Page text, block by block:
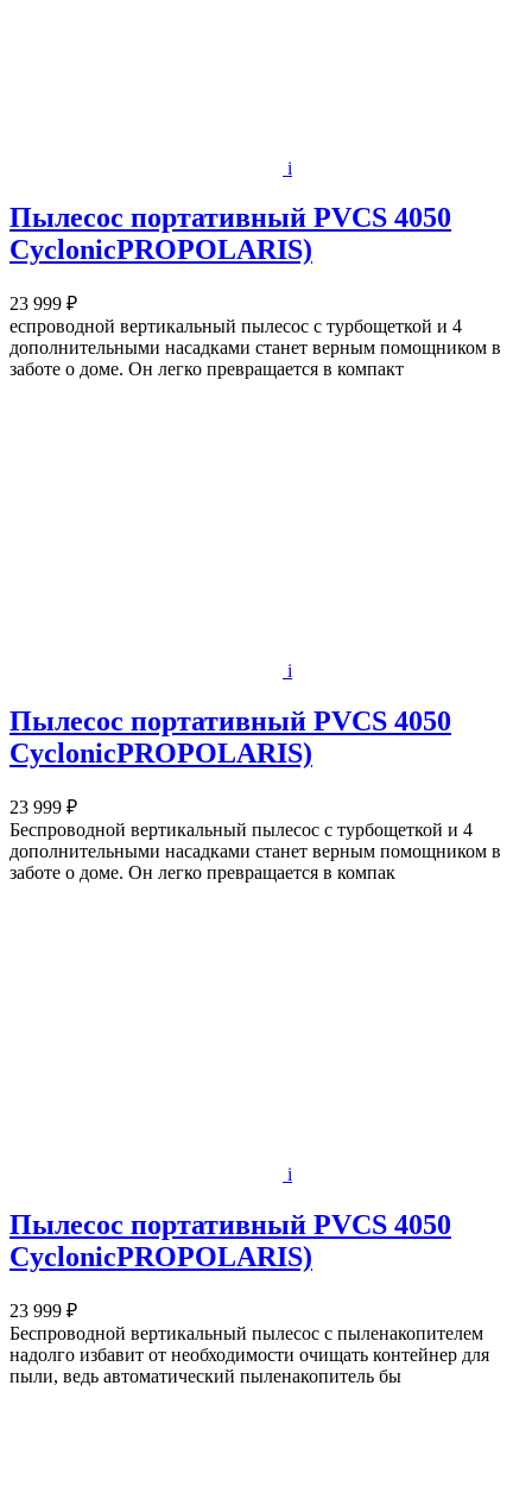
i
Пылесос портативный PVCS 4050
CyclonicPROPOLARIS)
23 999 ₽
еспроводной вертикальный пылесос с турбощеткой и 4
дополнительными насадками станет верным помощником в
заботе о доме. Он легко превращается в компакт
i
Пылесос портативный PVCS 4050
CyclonicPROPOLARIS)
23 999 ₽
Беспроводной вертикальный пылесос с турбощеткой и 4
дополнительными насадками станет верным помощником в
заботе о доме. Он легко превращается в компак
i
Пылесос портативный PVCS 4050
CyclonicPROPOLARIS)
23 999 ₽
Беспроводной вертикальный пылесос с пыленакопителем
надолго избавит от необходимости очищать контейнер для
пыли, ведь автоматический пыленакопитель бы